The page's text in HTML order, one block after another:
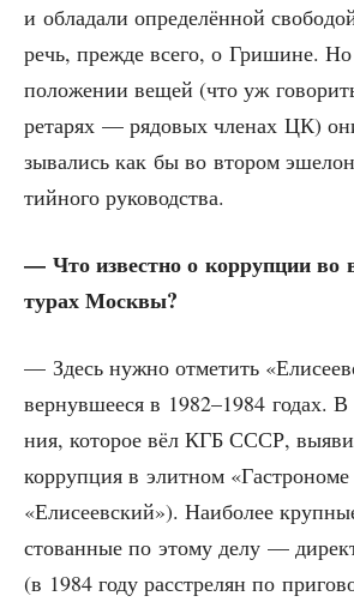
и обла­да­ли опре­де­лён­ной
речь, преж­де все­го, о Гри­шине.
поло­же­нии вещей (что уж
ре­та­рях — рядо­вых чле­нах ЦК)
зы­ва­лись как бы во вто­ром
тий­но­го руководства.
— Что извест­но о кор­руп­ции во
ту­рах Москвы?
— Здесь нуж­но отме­тить
вер­нув­ше­е­ся в 1982–1984 годах.
ния, кото­рое вёл КГБ СССР,
кор­руп­ция в элит­ном
«Ели­се­ев­ский»). Наи­бо­лее
сто­ван­ные по это­му делу —
(в 1984 году рас­стре­лян по